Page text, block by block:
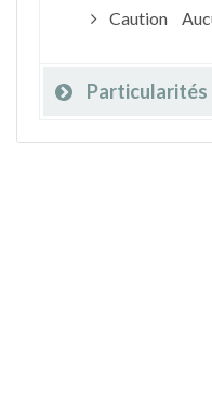
Caution
Particularités